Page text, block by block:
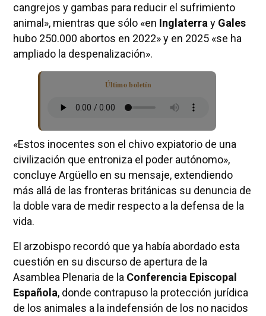
cangrejos y gambas para reducir el sufrimiento
animal», mientras que sólo «en Inglaterra y Gales
hubo 250.000 abortos en 2022» y en 2025 «se ha
ampliado la despenalización».
Último boletín
«Estos inocentes son el chivo expiatorio de una
civilización que entroniza el poder autónomo»,
concluye Argüello en su mensaje, extendiendo
más allá de las fronteras británicas su denuncia de
la doble vara de medir respecto a la defensa de la
vida.
El arzobispo recordó que ya había abordado esta
cuestión en su discurso de apertura de la
Asamblea Plenaria de la Conferencia Episcopal
Española, donde contrapuso la protección jurídica
de los animales a la indefensión de los no nacidos